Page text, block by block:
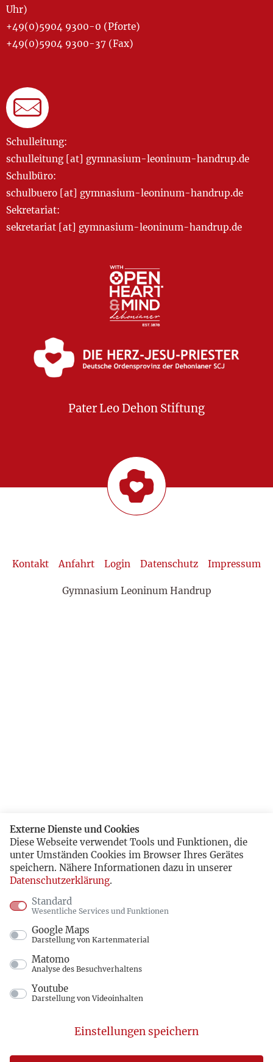
Uhr)
+49(0)5904 9300-0 (Pforte)
+49(0)5904 9300-37 (Fax)
Schulleitung:
schulleitung [at] gymnasium-leoninum-handrup.de
Schulbüro:
schulbuero [at] gymnasium-leoninum-handrup.de
Sekretariat:
sekretariat [at] gymnasium-leoninum-handrup.de
Pater Leo Dehon Stiftung
Kontakt Anfahrt Login Datenschutz Impressum
Gymnasium Leoninum Handrup
Externe Dienste und Cookies
Diese Webseite verwendet Tools und Funktionen, die
unter Umständen Cookies im Browser Ihres Gerätes
speichern. Nähere Informationen dazu in unserer
Datenschutzerklärung.
Standard
Wesentliche Services und Funktionen
Google Maps
Darstellung von Kartenmaterial
Matomo
Analyse des Besuchverhaltens
Youtube
Darstellung von Videoinhalten
Einstellungen speichern